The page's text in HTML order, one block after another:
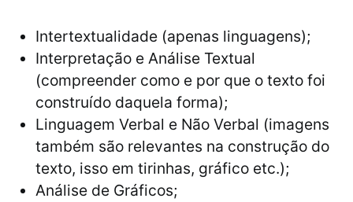
Intertextualidade (apenas linguagens);
Interpretação e Análise Textual
(compreender como e por que o texto foi
construído daquela forma);
Linguagem Verbal e Não Verbal (imagens
também são relevantes na construção do
texto, isso em tirinhas, gráfico etc.);
Análise de Gráficos;